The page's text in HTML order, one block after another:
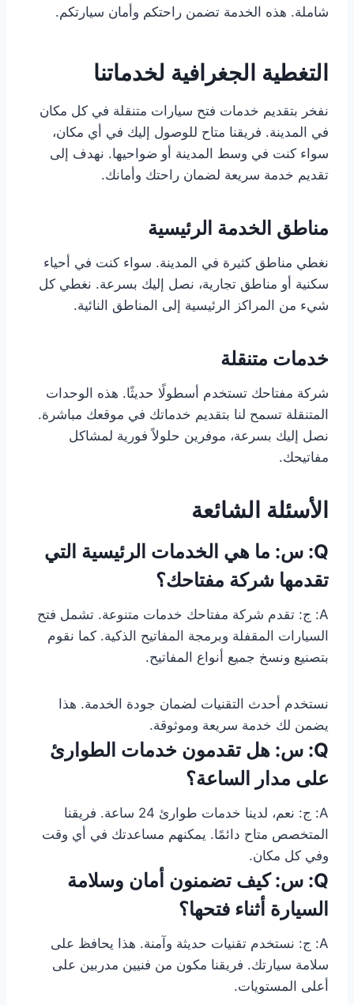
شاملة. هذه الخدمة تضمن راحتكم وأمان سيارتكم.
التغطية الجغرافية لخدماتنا
نفخر بتقديم خدمات فتح سيارات متنقلة في كل مكان
في المدينة. فريقنا متاح للوصول إليك في أي مكان،
سواء كنت في وسط المدينة أو ضواحيها. نهدف إلى
تقديم خدمة سريعة لضمان راحتك وأمانك.
مناطق الخدمة الرئيسية
نغطي مناطق كثيرة في المدينة. سواء كنت في أحياء
سكنية أو مناطق تجارية، نصل إليك بسرعة. نغطي كل
شيء من المراكز الرئيسية إلى المناطق النائية.
خدمات متنقلة
شركة مفتاحك تستخدم أسطولًا حديثًا. هذه الوحدات
المتنقلة تسمح لنا بتقديم خدماتك في موقعك مباشرة.
نصل إليك بسرعة، موفرين حلولاً فورية لمشاكل
مفاتيحك.
الأسئلة الشائعة
Q: س: ما هي الخدمات الرئيسية التي
تقدمها شركة مفتاحك؟
A: ج: تقدم شركة مفتاحك خدمات متنوعة. تشمل فتح
السيارات المقفلة وبرمجة المفاتيح الذكية. كما نقوم
بتصنيع ونسخ جميع أنواع المفاتيح.
نستخدم أحدث التقنيات لضمان جودة الخدمة. هذا
يضمن لك خدمة سريعة وموثوقة.
Q: س: هل تقدمون خدمات الطوارئ
على مدار الساعة؟
A: ج: نعم، لدينا خدمات طوارئ 24 ساعة. فريقنا
المتخصص متاح دائمًا. يمكنهم مساعدتك في أي وقت
وفي كل مكان.
Q: س: كيف تضمنون أمان وسلامة
السيارة أثناء فتحها؟
A: ج: نستخدم تقنيات حديثة وآمنة. هذا يحافظ على
سلامة سيارتك. فريقنا مكون من فنيين مدربين على
أعلى المستويات.